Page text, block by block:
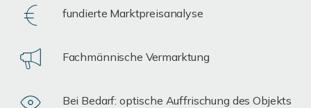
fundierte Marktpreisanalyse
Fachmännische Vermarktung
Bei Bedarf: optische Auffrischung des Objekts